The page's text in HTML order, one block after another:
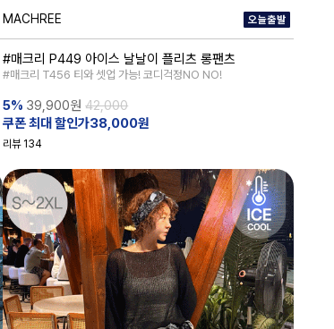
MACHREE
#매크리 P449 아이스 날날이 플리츠 롱팬츠
#매크리 T456 티와 셋업 가능! 코디걱정NO NO!
5% 39,900원 42,000
쿠폰 최대 할인가38,000원
리뷰 134